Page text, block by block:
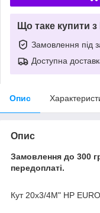
Що таке купити
Замовлення під
Доступна
Опис
Опис
Замовлення до 300
передоплаті.
Кут 20x3/4M" НР